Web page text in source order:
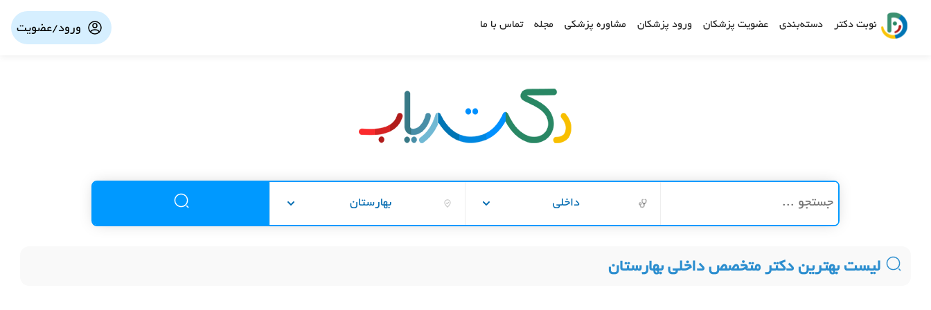
نوبت دکتر دسته‌بندی عضویت پزشکان ورود پزشکان مشاوره پزشکی مجله تماس با ما ورود/عضویت
داخلی بهارستان
لیست بهترین دکتر متخصص داخلی بهارستان